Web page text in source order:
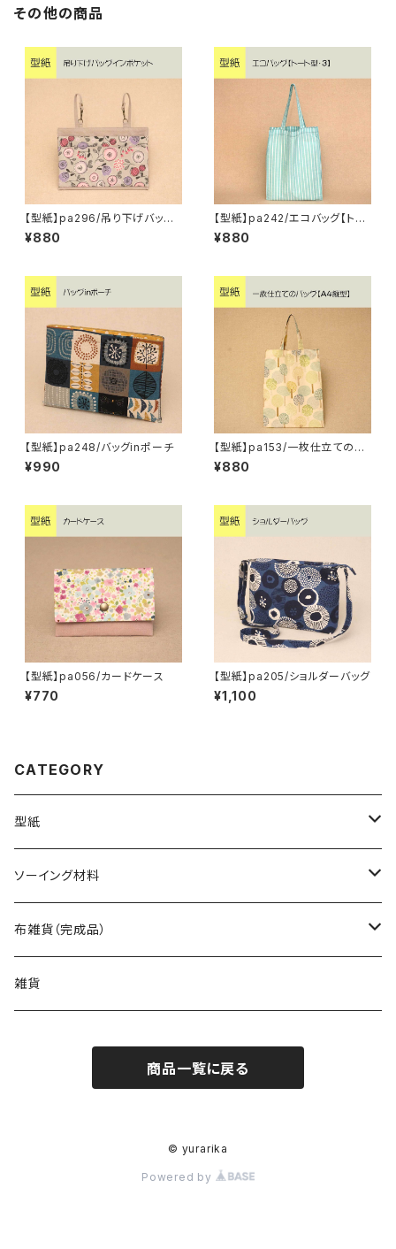
その他の商品
【型紙】pa296/吊り下げバッグ
インポケット
¥880
【型紙】pa242/エコバッグ【トー
ト型・3】
¥880
【型紙】pa248/バッグinポーチ
¥990
【型紙】pa153/一枚仕立てのバ
ッグ【A4縦型】
¥880
【型紙】pa056/カードケース
¥770
【型紙】pa205/ショルダーバッグ
¥1,100
CATEGORY
型紙
バッグ（型紙）
トートバッグ（型紙）
ショルダーバッグ（型紙）
いろんな形のバッグ（型紙）
ポーチ・ケース（型紙）
ファスナーポーチ（型紙）
巾着袋・布袋（型紙）
水筒・ペットボトルのケース（型紙）
インテリア（型紙）
その他の布小物（型紙）
ソーイング材料
生地
キット
布雑貨（完成品）
バッグ
雑貨
商品一覧に戻る
© yurarika
Powered by